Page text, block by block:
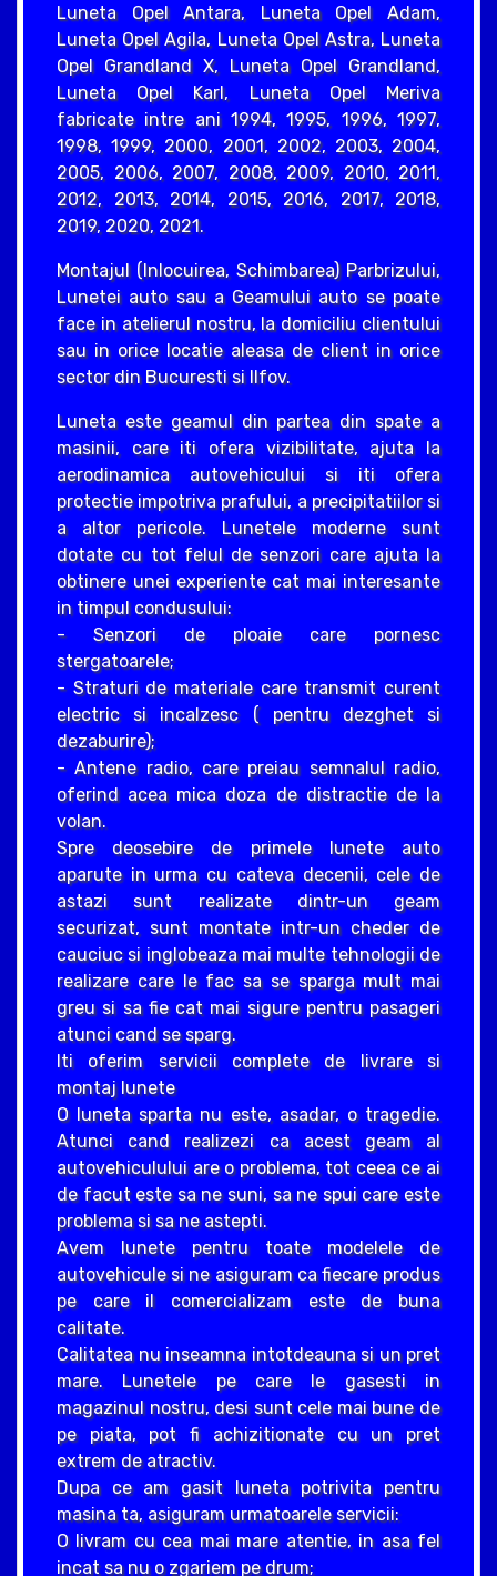
Luneta Opel Antara, Luneta Opel Adam,
Luneta Opel Agila, Luneta Opel Astra, Luneta
Opel Grandland X, Luneta Opel Grandland,
Luneta Opel Karl, Luneta Opel Meriva
fabricate intre ani 1994, 1995, 1996, 1997,
1998, 1999, 2000, 2001, 2002, 2003, 2004,
2005, 2006, 2007, 2008, 2009, 2010, 2011,
2012, 2013, 2014, 2015, 2016, 2017, 2018,
2019, 2020, 2021.
Montajul (Inlocuirea, Schimbarea) Parbrizului,
Lunetei auto sau a Geamului auto se poate
face in atelierul nostru, la domiciliu clientului
sau in orice locatie aleasa de client in orice
sector din Bucuresti si Ilfov.
Luneta este geamul din partea din spate a
masinii, care iti ofera vizibilitate, ajuta la
aerodinamica autovehicului si iti ofera
protectie impotriva prafului, a precipitatiilor si
a altor pericole. Lunetele moderne sunt
dotate cu tot felul de senzori care ajuta la
obtinere unei experiente cat mai interesante
in timpul condusului:
- Senzori de ploaie care pornesc
stergatoarele;
- Straturi de materiale care transmit curent
electric si incalzesc ( pentru dezghet si
dezaburire);
- Antene radio, care preiau semnalul radio,
oferind acea mica doza de distractie de la
volan.
Spre deosebire de primele lunete auto
aparute in urma cu cateva decenii, cele de
astazi sunt realizate dintr-un geam
securizat, sunt montate intr-un cheder de
cauciuc si inglobeaza mai multe tehnologii de
realizare care le fac sa se sparga mult mai
greu si sa fie cat mai sigure pentru pasageri
atunci cand se sparg.
Iti oferim servicii complete de livrare si
montaj lunete
O luneta sparta nu este, asadar, o tragedie.
Atunci cand realizezi ca acest geam al
autovehiculului are o problema, tot ceea ce ai
de facut este sa ne suni, sa ne spui care este
problema si sa ne astepti.
Avem lunete pentru toate modelele de
autovehicule si ne asiguram ca fiecare produs
pe care il comercializam este de buna
calitate.
Calitatea nu inseamna intotdeauna si un pret
mare. Lunetele pe care le gasesti in
magazinul nostru, desi sunt cele mai bune de
pe piata, pot fi achizitionate cu un pret
extrem de atractiv.
Dupa ce am gasit luneta potrivita pentru
masina ta, asiguram urmatoarele servicii:
O livram cu cea mai mare atentie, in asa fel
incat sa nu o zgariem pe drum;